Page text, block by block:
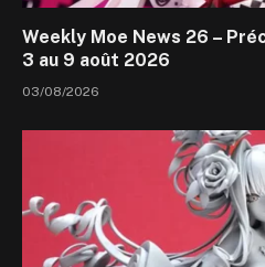
Weekly Moe News 26 –
3 au 9 août 2026
03/08/2026